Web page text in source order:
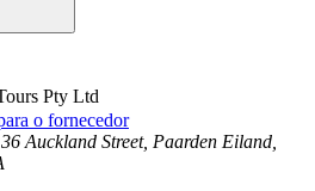
Pty Ltd
o fornecedor
Auckland Street, Paarden Eiland,